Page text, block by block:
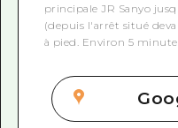
principale JR Sanyo
(depuis l'arrêt situé
à pied. Environ 5